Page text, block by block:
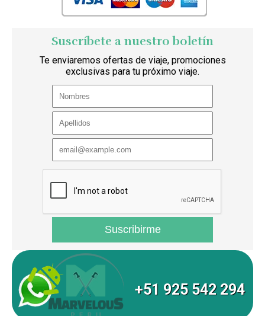
Suscríbete a nuestro boletín
Te enviaremos ofertas de viaje, promociones
exclusivas para tu próximo viaje.
+51 925 542 294